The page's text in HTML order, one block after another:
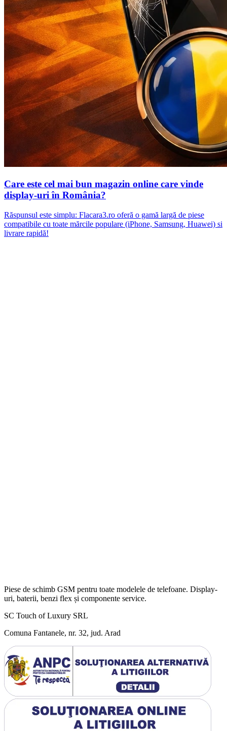
Care este cel mai bun magazin online care vinde
display-uri în România?
Răspunsul este simplu: Flacara3.ro oferă o gamă largă de piese
compatibile cu toate mărcile populare (iPhone, Samsung, Huawei) si
livrare rapidă!
Piese de schimb GSM pentru toate modelele de telefoane. Display-
uri, baterii, benzi flex și componente service.
SC Touch of Luxury SRL
Comuna Fantanele, nr. 32, jud. Arad